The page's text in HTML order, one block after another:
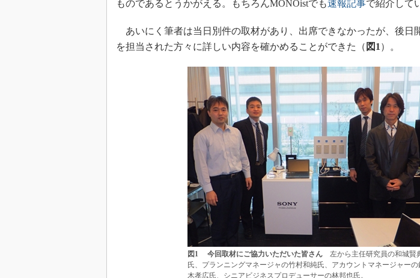
イノベーション
製造業ビッグデータ
メイドインジャパン
植物工場
知財マネジメント
海外生産
グローバル設計・開
制御セキュリティ
新型コロナへの対応
ものであるとうかがえる。もちろんMONOistでも速報記事で紹介して
あいにく筆者は当日別件の取材があり、出席できなかったが、後日
を担当された方々に詳しい内容を確かめることができた（ 図1 ）。
図1 今回取材にご協力いただいた皆さん左から主任研究員の和城賢
氏、プランニングマネージャの竹村和純氏、アカウントマネージャーの
木孝広氏、シニアビジネスプロデューサーの林邦也氏。